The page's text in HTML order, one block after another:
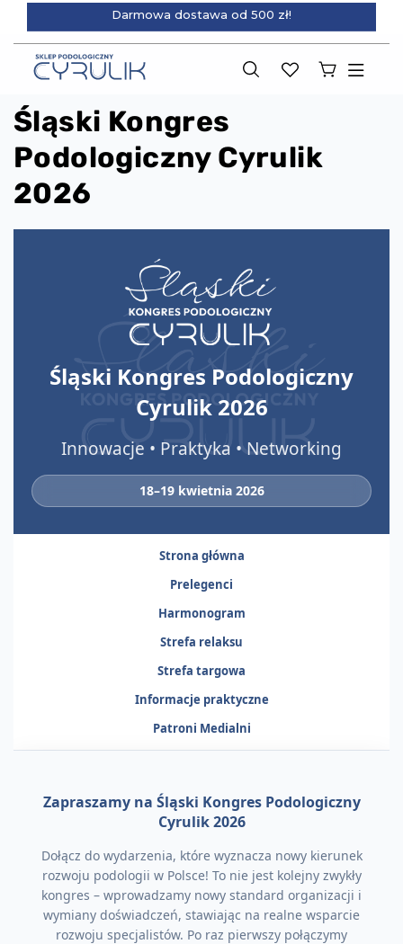
Darmowa dostawa od 500 zł!
Śląski Kongres
Podologiczny Cyrulik
2026
Śląski Kongres Podologiczny
Cyrulik 2026
Innowacje • Praktyka • Networking
18–19 kwietnia 2026
Strona główna
Prelegenci
Harmonogram
Strefa relaksu
Strefa targowa
Informacje praktyczne
Patroni Medialni
Zapraszamy na Śląski Kongres Podologiczny
Cyrulik 2026
Dołącz do wydarzenia, które wyznacza nowy kierunek
rozwoju podologii w Polsce! To nie jest kolejny zwykły
kongres – wprowadzamy nowy standard organizacji i
wymiany doświadczeń, stawiając na realne wsparcie
rozwoju specjalistów. Po raz pierwszy połączymy